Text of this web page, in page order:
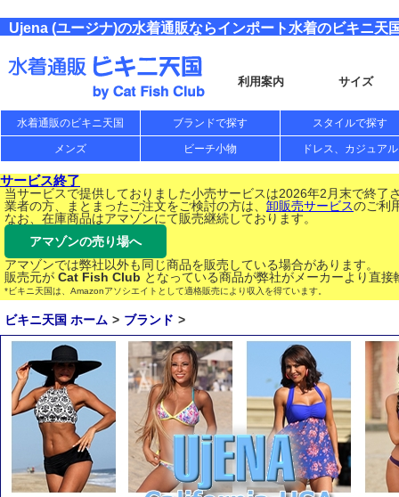
Ujena (ユージナ)の水着通販ならインポート水着のビキニ天
利用案内 サイズ
水着通販のビキニ天国 ブランドで探す スタイルで探す
メンズ ビーチ小物 ドレス、カジュアル
サービス終了
当サービスで提供しておりました小売サービスは2026年2月末で終了
業者の方、まとまったご注文をご検討の方は、 卸販売サービスのご利
なお、在庫商品はアマゾンにて販売継続しております。
アマゾンの売り場へ
アマゾンでは弊社以外も同じ商品を販売している場合があります。
販売元が Cat Fish Club となっている商品が弊社がメーカーより直
*ビキニ天国は、Amazonアソシエイトとして適格販売により収入を得ています。
ビキニ天国 ホーム ブランド